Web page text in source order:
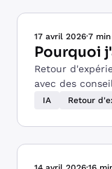
17 avril 2026·7 min
Pourquoi
Retour
avec des
créer un outil
IA Retour